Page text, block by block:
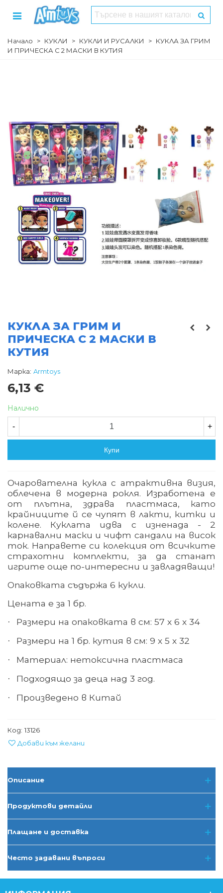
Начало > КУКЛИ > КУКЛИ И РУСАЛКИ > КУКЛА ЗА ГРИМ
И ПРИЧЕСКА С 2 МАСКИ В КУТИЯ
КУКЛА ЗА ГРИМ И
ПРИЧЕСКА С 2 МАСКИ В
КУТИЯ
Марка: Armtoys
6,13 €
Налично
- +
Купи
Очарователна кукла с атрактивна визия,
облечена в модерна рокля. Изработена е
от плътна, здрава пластмаса, като
крайниците й се чупят в лакти, китки и
колене. Куклата идва с изненада - 2
карнавални маски и чифт сандали на висок
ток. Направете си колекция от всичките
страхотни комплекти, за да станат
игрите още по-интересни и завладяващи!
Опаковката съдържа 6 кукли.
Цената е за 1 бр.
· Размери на опаковката в см: 57 х 6 х 34
· Размери на 1 бр. кутия в см: 9 х 5 х 32
· Материал: нетоксична пластмаса
· Подходящо за деца над 3 год.
· Произведено в Китай
Код: 13126
Добави към желани
Описание
Продуктови детайли
Плащане и доставка
Често задавани въпроси